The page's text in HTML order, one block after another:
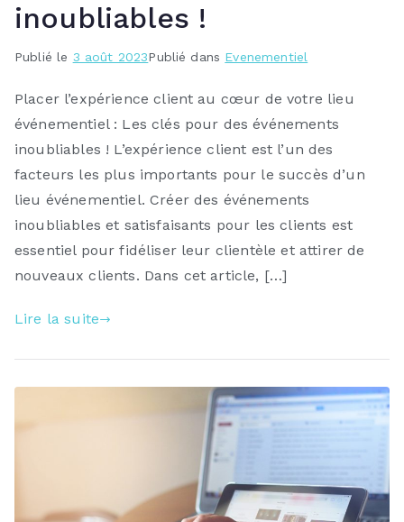
inoubliables !
Publié le 3 août 2023Publié dans Evenementiel
Placer l’expérience client au cœur de votre lieu
événementiel : Les clés pour des événements
inoubliables ! L’expérience client est l’un des
facteurs les plus importants pour le succès d’un
lieu événementiel. Créer des événements
inoubliables et satisfaisants pour les clients est
essentiel pour fidéliser leur clientèle et attirer de
nouveaux clients. Dans cet article, […]
Lire la suite